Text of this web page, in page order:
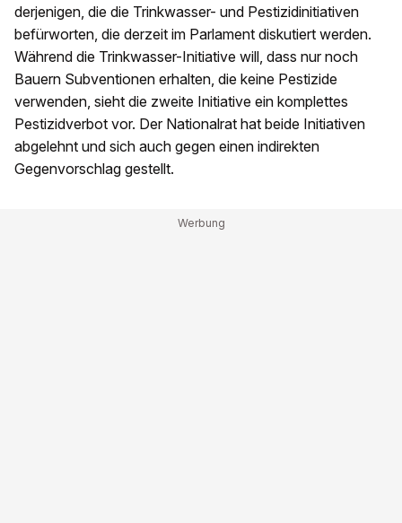
derjenigen, die die Trinkwasser- und Pestizidinitiativen
befürworten, die derzeit im Parlament diskutiert werden.
Während die Trinkwasser-Initiative will, dass nur noch
Bauern Subventionen erhalten, die keine Pestizide
verwenden, sieht die zweite Initiative ein komplettes
Pestizidverbot vor. Der Nationalrat hat beide Initiativen
abgelehnt und sich auch gegen einen indirekten
Gegenvorschlag gestellt.